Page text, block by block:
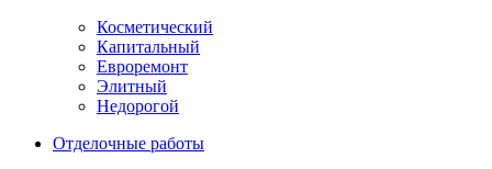
Косметический
Капитальный
Евроремонт
Элитный
Недорогой
Отделочные работы